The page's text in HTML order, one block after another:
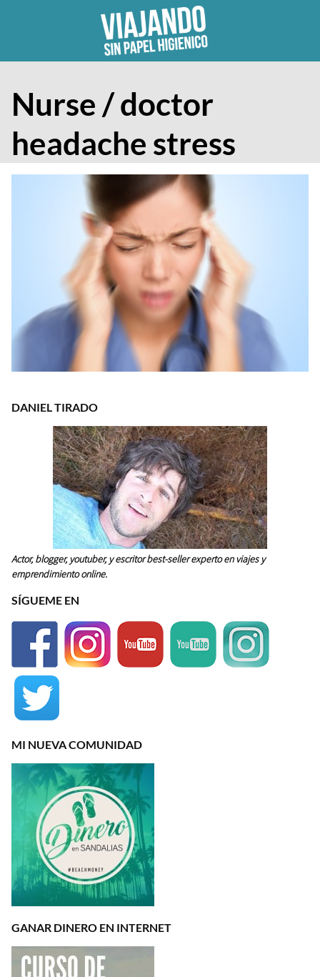
Nurse / doctor
headache stress
DANIEL TIRADO
Actor, blogger, youtuber, y escritor best-seller experto en viajes y
emprendimiento online.
SÍGUEME EN
MI NUEVA COMUNIDAD
GANAR DINERO EN INTERNET